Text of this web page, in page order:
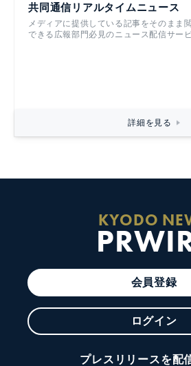
共同通信リアルタイムニュース
メディアに提供している記事をそのまま
できる広報部門必見のニュース配信サー
詳細を見る
KYODO
会員登録
ログイン
プレスリリースを配